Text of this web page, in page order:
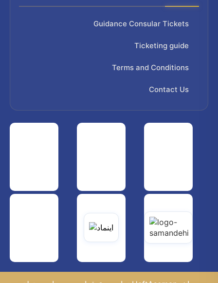
Guidance Consular Tickets
Ticketing guide
Terms and Conditions
Contact Us